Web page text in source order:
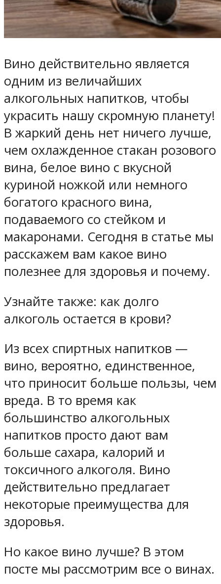
Вино действительно является
одним из величайших
алкогольных напитков, чтобы
украсить нашу скромную планету!
В жаркий день нет ничего лучше,
чем охлажденное стакан розового
вина, белое вино с вкусной
куриной ножкой или немного
богатого красного вина,
подаваемого со стейком и
макаронами. Сегодня в статье мы
расскажем вам какое вино
полезнее для здоровья и почему.
Узнайте также: как долго
алкоголь остается в крови?
Из всех спиртных напитков —
вино, вероятно, единственное,
что приносит больше пользы, чем
вреда. В то время как
большинство алкогольных
напитков просто дают вам
больше сахара, калорий и
токсичного алкоголя. Вино
действительно предлагает
некоторые преимущества для
здоровья.
Но какое вино лучше? В этом
посте мы рассмотрим все о винах.